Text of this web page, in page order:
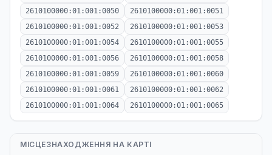
2610100000:01:001:0050
2610100000:01:001:0051
2610100000:01:001:0052
2610100000:01:001:0053
2610100000:01:001:0054
2610100000:01:001:0055
2610100000:01:001:0056
2610100000:01:001:0058
2610100000:01:001:0059
2610100000:01:001:0060
2610100000:01:001:0061
2610100000:01:001:0062
2610100000:01:001:0064
2610100000:01:001:0065
МІСЦЕЗНАХОДЖЕННЯ НА КАРТІ